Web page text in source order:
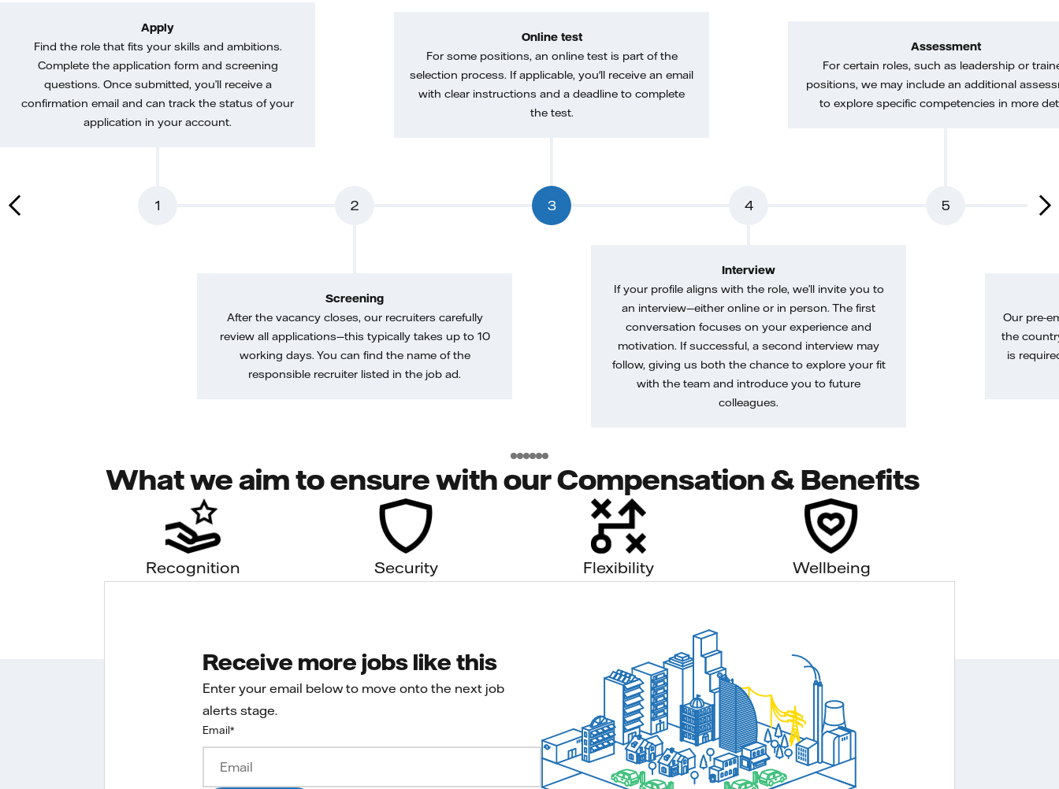
1
Apply
Find the role that fits your skills and ambitions.
Complete the application form and screening
questions. Once submitted, you’ll receive a
confirmation email and can track the status of your
application in your account.
2
Screening
After the vacancy closes, our recruiters carefully
review all applications—this typically takes up to 10
working days. You can find the name of the
responsible recruiter listed in the job ad.
3
Online test
For some positions, an online test is part of the
selection process. If applicable, you'll receive an email
with clear instructions and a deadline to complete
the test.
4
Interview
If your profile aligns with the role, we’ll invite you to
an interview—either online or in person. The first
conversation focuses on your experience and
motivation. If successful, a second interview may
follow, giving us both the chance to explore your fit
with the team and introduce you to future
colleagues.
5
Assessment
For certain roles, such as leadership or
positions, we may include an additional
to explore specific competencies in more
Our pre-
the
is
What we aim to ensure with our Compensation & Benefits
Recognition Security Flexibility Wellbeing
Receive more jobs like this
Enter your email below to move onto the next job
alerts stage.
Email*